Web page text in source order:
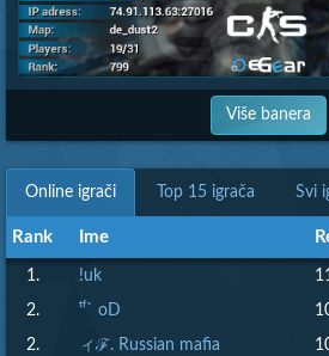
Više banera
Online igrači Top 15 igrača Svi
Rank
Rank Ime
Ime
1. !uk 11
2. ᵗᶠ` oD
2. ィℱ. Russian mafia